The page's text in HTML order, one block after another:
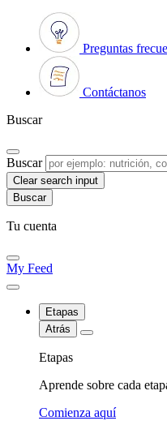
Preguntas
Contáctanos
Buscar
Buscar
Clear search input
Tu cuenta
My Feed
Etapas
Atrás
Etapas
Aprende sobre cada
Comienza aquí